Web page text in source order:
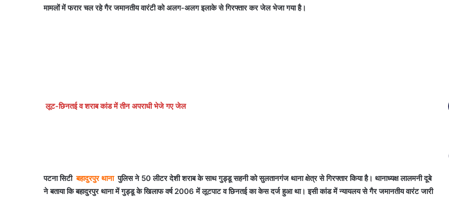
मामलों में फरार चल रहे गैर जमानतीय वारंटी को अलग-अलग इलाके से गिरफ्तार कर जेल भेजा गया है।
लूट-छिनतई व शराब कांड में तीन अपराधी भेजे गए जेल
पटना सिटी बहादुरपुर थाना पुलिस ने 50 लीटर देशी शराब के साथ गुड्डू सहनी को सुलतानगंज थाना क्षेत्र से गिरफ्तार किया है। थानाध्यक्ष लालमनी दूबे
ने बताया कि बहादुरपुर थाना में गुड्डू के खिलाफ वर्ष 2006 में लूटपाट व छिनतई का केस दर्ज हुआ था। इसी कांड में न्यायलय से गैर जमानतीय वारंट जारी